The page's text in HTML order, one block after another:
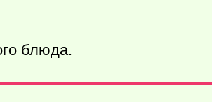
блюда.